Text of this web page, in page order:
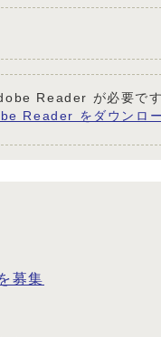
Reader が必要で
Reader をダウンロー
募集